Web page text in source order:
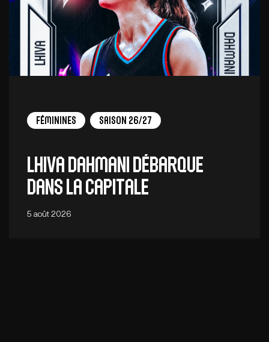
Féminines Saison 26/27
Lhiva Dahmani débarque
dans la capitale
5 août 2026